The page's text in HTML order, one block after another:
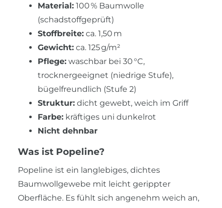
Material: 100 % Baumwolle
(schadstoffgeprüft)
Stoffbreite: ca. 1,50 m
Gewicht: ca. 125 g/m²
Pflege: waschbar bei 30 °C,
trocknergeeignet (niedrige Stufe),
bügelfreundlich (Stufe 2)
Struktur: dicht gewebt, weich im Griff
Farbe: kräftiges uni dunkelrot
Nicht dehnbar
Was ist Popeline?
Popeline ist ein langlebiges, dichtes
Baumwollgewebe mit leicht gerippter
Oberfläche. Es fühlt sich angenehm weich an,